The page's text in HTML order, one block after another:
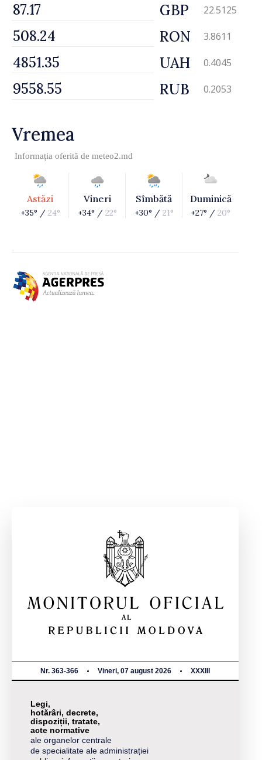
GBP 22.5125
RON 3.8611
UAH 0.4045
RUB 0.2053
Vremea
Informația oferită de meteo2.md
Astăzi
+35° / 24°
Vineri
+34° / 22°
Sîmbătă
+30° / 21°
Duminică
+27° / 20°
Nr. 363-366 Vineri, 07 august 2026 XXXIII
Legi,
hotărâri, decrete,
dispoziții, tratate,
acte normative
ale organelor centrale
de specialitate ale administrației